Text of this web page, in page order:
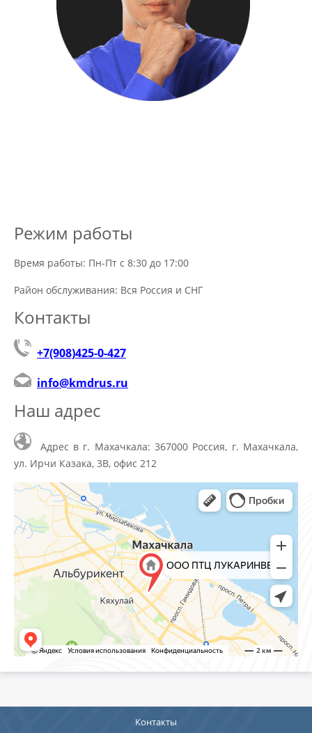
Режим работы
Время работы: Пн-Пт с 8:30 до 17:00
Район обслуживания: Вся Россия и СНГ
Контакты
+7(908)425-0-427
info@kmdrus.ru
Наш адрес
Адрес в г. Махачкала: 367000 Россия, г. Махачкала,
ул. Ирчи Казака, 3В, офис 212
Контакты